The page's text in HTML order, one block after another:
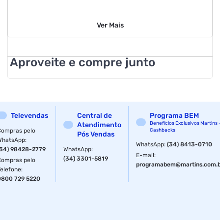
Volume: 250 mL
Horas de proteção: 48 Horas
EAN: 7891150081246
Características Adicionais:
Fórmula sem álcool
Ver Mais
Aproveite e compre junto
Televendas
pelo
:
98428-2779
pelo
:
729 5220
Central de
Atendimento
Pós Vendas
WhatsApp:
(34) 3301-5819
Programa BEM
Benefícios Exclusivos Martins
Cashbacks
WhatsApp:(34) 8413-0710
E-mail: